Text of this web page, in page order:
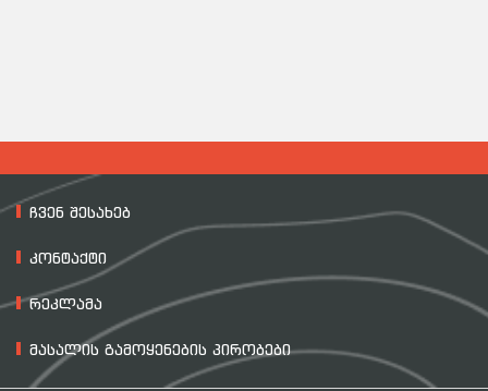
ჩვენ შესახებ
კონტაქტი
რეკლამა
მასალის გამოყენების პირობები